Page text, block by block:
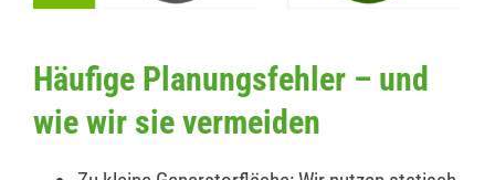
Häufige Planungsfehler – und
wie wir sie vermeiden